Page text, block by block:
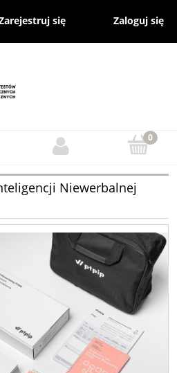
się Zaloguj się
Niewerbalnej